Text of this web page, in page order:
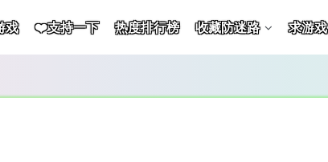
戏 ❤️支持一下 热度排行榜 收藏防迷路 求游戏